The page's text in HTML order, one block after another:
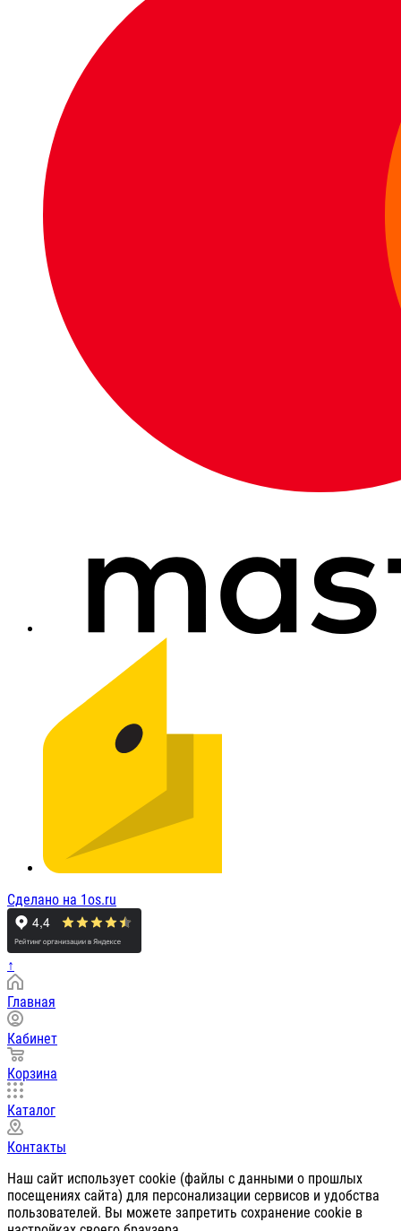
Сделано на 1os.ru
↑
Главная
Кабинет
Корзина
Каталог
Контакты
Наш сайт использует cookie (файлы с данными о прошлых
посещениях сайта) для персонализации сервисов и удобства
пользователей. Вы можете запретить сохранение cookie в